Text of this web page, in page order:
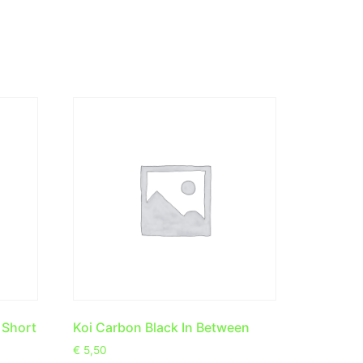
Koi Carbon Black In Between
€ 5,50